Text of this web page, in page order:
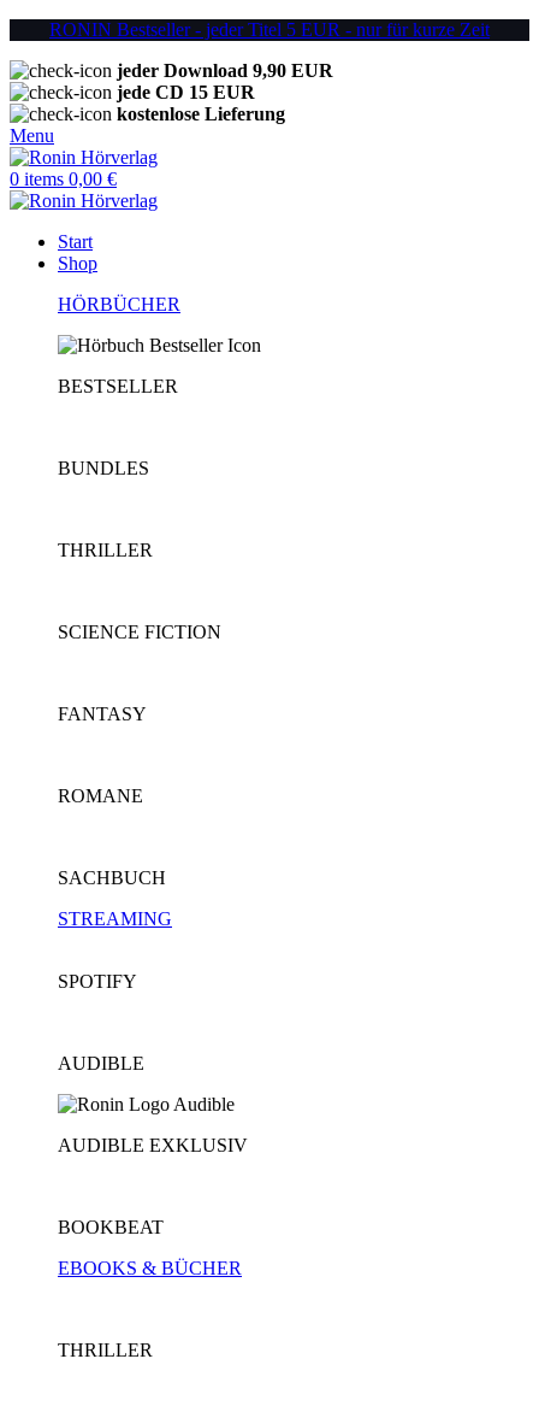
RONIN Bestseller - jeder Titel 5 EUR - nur für kurze Zeit
jeder Download 9,90 EUR
jede CD 15 EUR
kostenlose Lieferung
Menu
0 items 0,00 €
Start
Shop
HÖRBÜCHER
BESTSELLER
BUNDLES
THRILLER
SCIENCE FICTION
FANTASY
ROMANE
SACHBUCH
STREAMING
SPOTIFY
AUDIBLE
AUDIBLE EXKLUSIV
BOOKBEAT
EBOOKS & BÜCHER
THRILLER